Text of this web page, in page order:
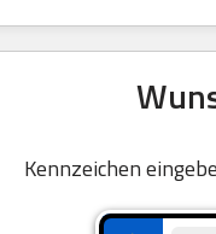
Kennzeichen